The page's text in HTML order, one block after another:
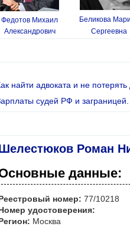
Федотов Михаил
Александрович
Беликова
Сергеевна
найти адвоката и не потерять
судей РФ и заграницей.
Роман
данные:
номер: 77/10218
удостоверения:
Москва